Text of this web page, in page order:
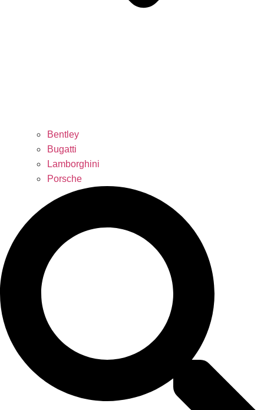
Bentley
Bugatti
Lamborghini
Porsche